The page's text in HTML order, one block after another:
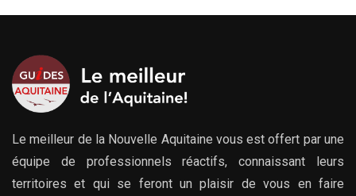
Le meilleur de la Nouvelle Aquitaine vous est offert par une
équipe de professionnels réactifs, connaissant leurs
territoires et qui se feront un plaisir de vous en faire